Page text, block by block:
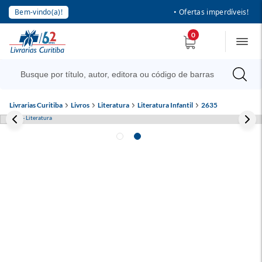
Bem-vindo(a)! • Ofertas imperdíveis!
0
Livrarias Curitiba Livros Literatura Literatura Infantil 2635